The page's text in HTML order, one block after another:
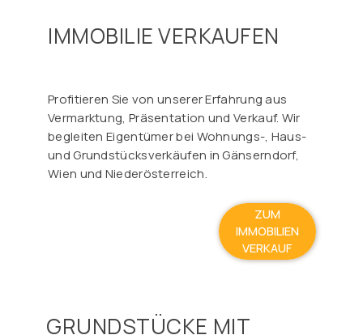
IMMOBILIE VERKAUFEN
Profitieren Sie von unserer Erfahrung aus
Vermarktung, Präsentation und Verkauf. Wir
begleiten Eigentümer bei Wohnungs-, Haus-
und Grundstücksverkäufen in Gänserndorf,
Wien und Niederösterreich.
ZUM
IMMOBILIEN
VERKAUF
GRUNDSTÜCKE MIT